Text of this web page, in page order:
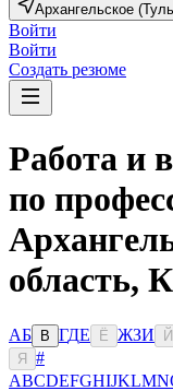
Архангельское
Войти
Войти
Создать резюме
Работа и
по
область,
АБ В ГДЕ Ё ЖЗИ Й
Я
#
ABCDEFGHIJKLMN